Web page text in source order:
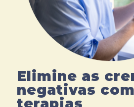
Elimine as
negativas
terapias